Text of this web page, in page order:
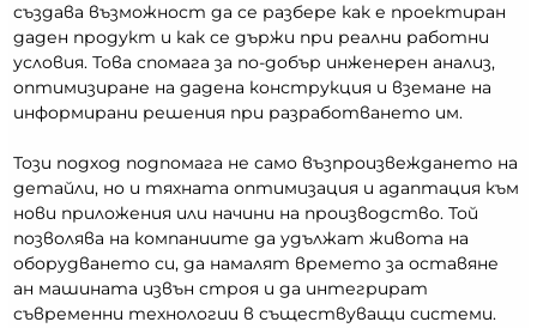
създава възможност да се разбере как е проектиран
даден продукт и как се държи при реални работни
условия. Това спомага за по-добър инженерен анализ,
оптимизиране на дадена конструкция и вземане на
информирани решения при разработването им.
Този подход подпомага не само възпроизвеждането на
детайли, но и тяхната оптимизация и адаптация към
нови приложения или начини на производство. Той
позволява на компаниите да удължат живота на
оборудването си, да намалят времето за оставяне
ан машината извън строя и да интегрират
съвременни технологии в съществуващи системи.